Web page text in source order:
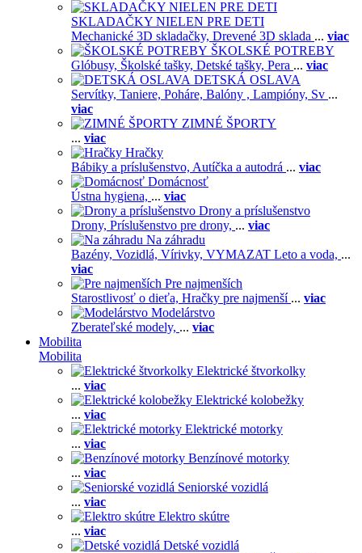
SKLADAČKY NIELEN PRE DETI
Mechanické 3D skladačky, Drevené 3D sklada ... viac
ŠKOLSKÉ POTREBY
Glóbusy, Školské tašky, Detské tašky, Pera ... viac
DETSKÁ OSLAVA
Servítky, Taniere, Poháre, Balóny , Lampióny, Sv ...
viac
ZIMNÉ ŠPORTY
... viac
Hračky
Bábiky a príslušenstvo, Autíčka a autodrá ... viac
Domácnosť
Ústna hygiena, ... viac
Drony a príslušenstvo
Drony, Príslušenstvo pre drony, ... viac
Na záhradu
Bazény, Vozidlá, Vírivky, VYMAZAT Leto a voda, ...
viac
Pre najmenších
Starostlivosť o dieťa, Hračky pre najmenší ... viac
Modelárstvo
Zberateľské modely, ... viac
Mobilita
Mobilita
Elektrické štvorkolky
... viac
Elektrické kolobežky
... viac
Elektrické motorky
... viac
Benzínové motorky
... viac
Seniorské vozidlá
... viac
Elektro skútre
... viac
Detské vozidlá